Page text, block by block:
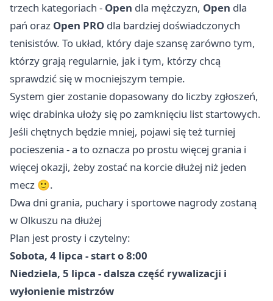
trzech kategoriach - Open dla mężczyzn, Open dla
pań oraz Open PRO dla bardziej doświadczonych
tenisistów. To układ, który daje szansę zarówno tym,
którzy grają regularnie, jak i tym, którzy chcą
sprawdzić się w mocniejszym tempie.
System gier zostanie dopasowany do liczby zgłoszeń,
więc drabinka ułoży się po zamknięciu list startowych.
Jeśli chętnych będzie mniej, pojawi się też turniej
pocieszenia - a to oznacza po prostu więcej grania i
więcej okazji, żeby zostać na korcie dłużej niż jeden
mecz 🙂.
Dwa dni grania, puchary i sportowe nagrody zostaną
w Olkuszu na dłużej
Plan jest prosty i czytelny:
Sobota, 4 lipca - start o 8:00
Niedziela, 5 lipca - dalsza część rywalizacji i
wyłonienie mistrzów